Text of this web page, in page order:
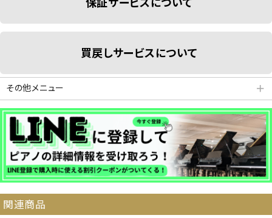
買戻しサービスについて
その他メニュー ＋
分割払いシミュレーション
納品・サービス・消音取付可能エリア
よくある質問 送料について
関連商品